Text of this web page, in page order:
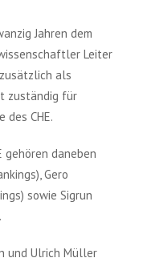
Jahren dem
Leiter
als
zuständig für
CHE.
gehören daneben
Gero
sowie Sigrun
und Ulrich Müller